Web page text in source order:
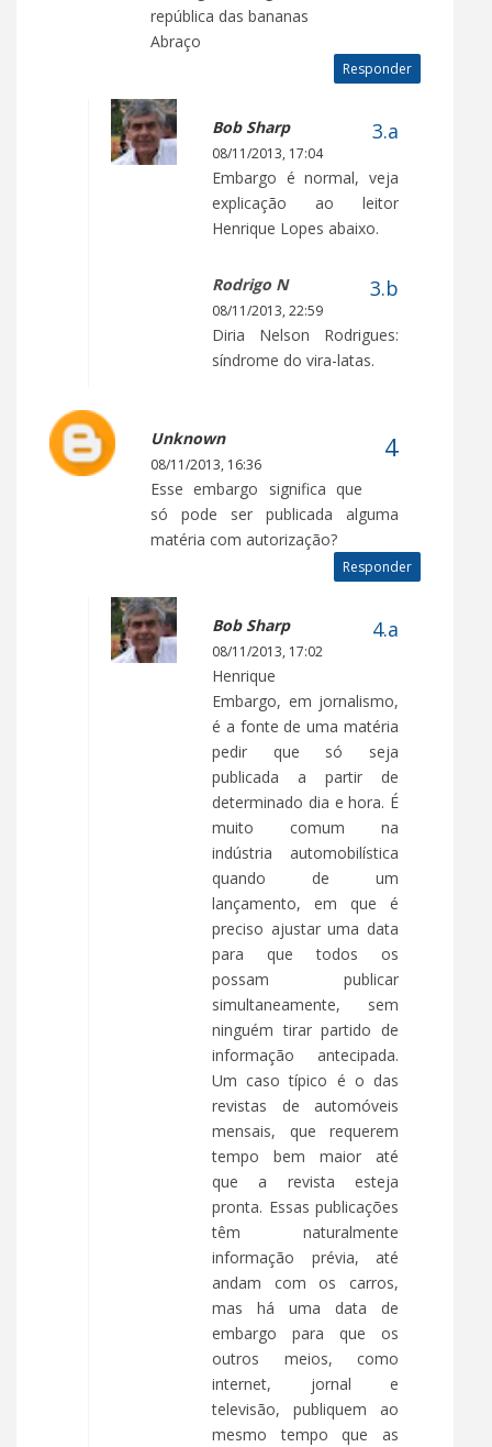
república das bananas
Abraço
Responder
Bob Sharp
08/11/2013, 17:04
Embargo é normal, veja
explicação ao leitor
Henrique Lopes abaixo.
Rodrigo N
08/11/2013, 22:59
Diria Nelson Rodrigues:
síndrome do vira-latas.
Unknown
08/11/2013, 16:36
Esse embargo significa que
só pode ser publicada alguma
matéria com autorização?
Responder
Bob Sharp
08/11/2013, 17:02
Henrique
Embargo, em jornalismo,
é a fonte de uma matéria
pedir que só seja
publicada a partir de
determinado dia e hora. É
muito comum na
indústria automobilística
quando de um
lançamento, em que é
preciso ajustar uma data
para que todos os
possam publicar
simultaneamente, sem
ninguém tirar partido de
informação antecipada.
Um caso típico é o das
revistas de automóveis
mensais, que requerem
tempo bem maior até
que a revista esteja
pronta. Essas publicações
têm naturalmente
informação prévia, até
andam com os carros,
mas há uma data de
embargo para que os
outros meios, como
internet, jornal e
televisão, publiquem ao
mesmo tempo que as